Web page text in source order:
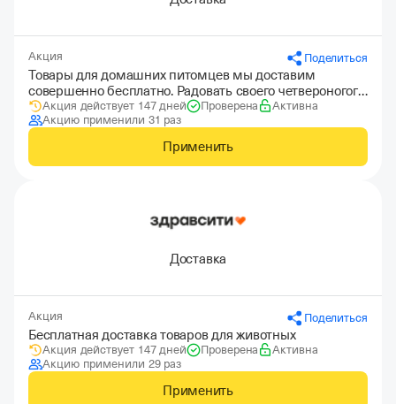
Акция Поделиться
Товары для домашних питомцев мы доставим
совершенно бесплатно. Радовать своего четвероногого
друга стало удобнее
Акция действует 147 дней Проверена
Активна
Акцию применили 31 раз
Применить
Доставка
Акция Поделиться
Бесплатная доставка товаров для животных
Акция действует 147 дней Проверена
Активна
Акцию применили 29 раз
Применить